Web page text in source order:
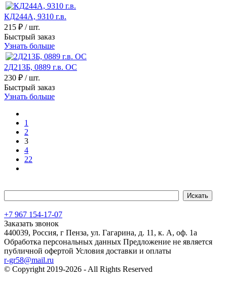
КД244А, 9310 г.в.
215 ₽ / шт.
Быстрый заказ
Узнать больше
2Д213Б, 0889 г.в. ОС
230 ₽ / шт.
Быстрый заказ
Узнать больше
1
2
3
4
22
+7 967 154-17-07
Заказать звонок
440039, Россия, г Пенза, ул. Гагарина, д. 11, к. А, оф. 1а
Обработка персональных данных Предложение не является
публичной офертой Условия доставки и оплаты
r-gr58@mail.ru
© Copyright 2019-2026 - All Rights Reserved